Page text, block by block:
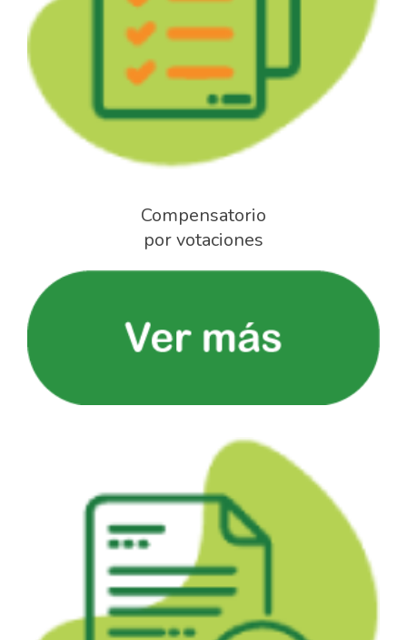
Compensatorio
por votaciones